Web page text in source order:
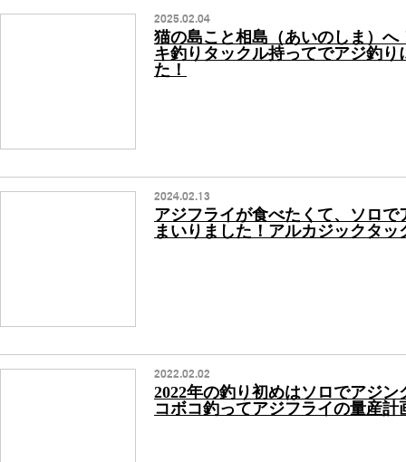
2025.02.04
猫の島こと相島（あいのしま）へ
キ釣りタックル持ってでアジ釣り
た！
2024.02.13
アジフライが食べたくて、ソロで
まいりました！アルカジックタッ
2022.02.02
2022年の釣り初めはソロでアジン
コボコ釣ってアジフライの量産計